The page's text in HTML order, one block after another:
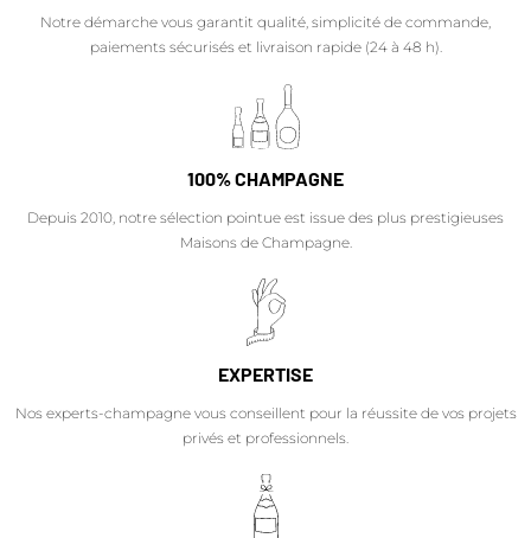
Notre démarche vous garantit qualité, simplicité de commande,
paiements sécurisés et livraison rapide (24 à 48 h).
100% CHAMPAGNE
Depuis 2010, notre sélection pointue est issue des plus prestigieuses
Maisons de Champagne.
EXPERTISE
Nos experts-champagne vous conseillent pour la réussite de vos projets
privés et professionnels.